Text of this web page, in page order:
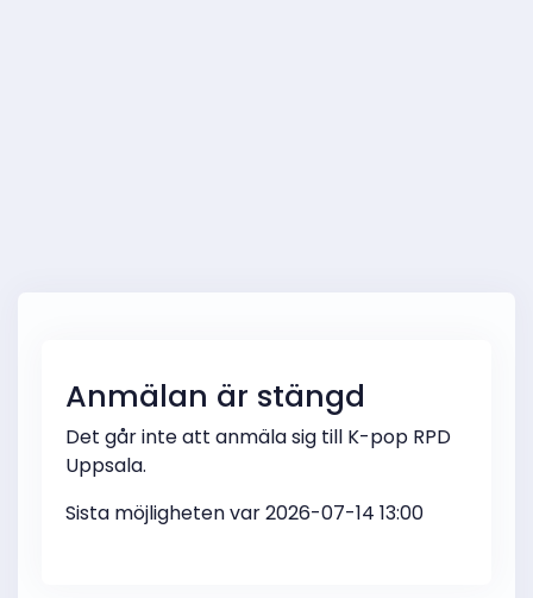
Anmälan är stängd
Det går inte att anmäla sig till K-pop RPD
Uppsala.
Sista möjligheten var 2026-07-14 13:00